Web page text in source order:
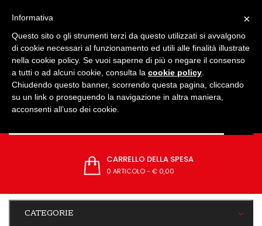
CARRELLO DELLA SPESA
0 ARTICOLO- € 0,00
CATEGORIE
×
Informativa
Questo sito o gli strumenti terzi da questo utilizzati si avvalgono
di cookie necessari al funzionamento ed utili alle finalità illustrate
nella cookie policy. Se vuoi saperne di più o negare il consenso
a tutti o ad alcuni cookie, consulta la cookie policy
Chiudendo questo banner, scorrendo questa pagina, cliccando
su un link o proseguendo la navigazione in altra maniera,
acconsenti all’uso dei cookie.